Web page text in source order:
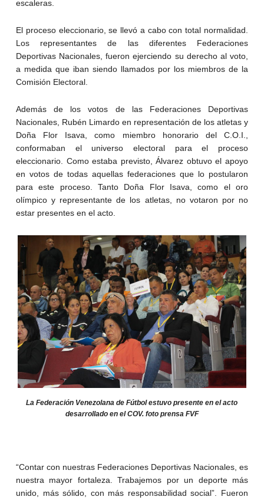
escaleras.
El proceso eleccionario, se llevó a cabo con total normalidad.
Los representantes de las diferentes Federaciones
Deportivas Nacionales, fueron ejerciendo su derecho al voto,
a medida que iban siendo llamados por los miembros de la
Comisión Electoral.
Además de los votos de las Federaciones Deportivas
Nacionales, Rubén Limardo en representación de los atletas y
Doña Flor Isava, como miembro honorario del C.O.I.,
conformaban el universo electoral para el proceso
eleccionario. Como estaba previsto, Álvarez obtuvo el apoyo
en votos de todas aquellas federaciones que lo postularon
para este proceso. Tanto Doña Flor Isava, como el oro
olímpico y representante de los atletas, no votaron por no
estar presentes en el acto.
La Federación Venezolana de Fútbol estuvo presente en el acto
desarrollado en el COV. foto prensa FVF
“Contar con nuestras Federaciones Deportivas Nacionales, es
nuestra mayor fortaleza. Trabajemos por un deporte más
unido, más sólido, con más responsabilidad social”. Fueron